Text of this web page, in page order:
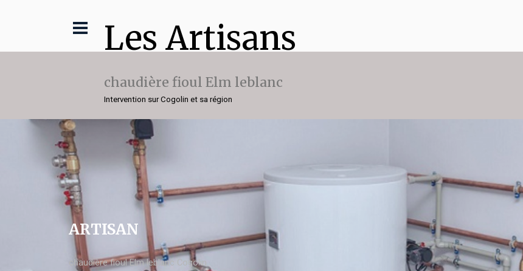
Les Artisans
chaudière fioul Elm leblanc
Intervention sur Cogolin et sa région
ARTISAN
chaudière fioul Elm leblanc Cogolin